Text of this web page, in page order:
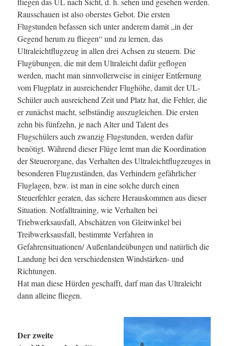
Rausschauen ist also oberstes Gebot. Die ersten
Flugstunden befassen sich unter anderem damit „in der
Gegend herum zu fliegen“ und zu lernen, das
Ultraleichtflugzeug in allen drei Achsen zu steuern. Die
Flugübungen, die mit dem Ultraleicht dafür geflogen
werden, macht man sinnvollerweise in einiger Entfernung
vom Flugplatz in ausreichender Flughöhe, damit der UL-
Schüler auch ausreichend Zeit und Platz hat, die Fehler, die
er zunächst macht, selbständig auszugleichen. Die ersten
zehn bis fünfzehn, je nach Alter und Talent des
Flugschülers auch zwanzig Flugstunden, werden dafür
benötigt. Während dieser Flüge lernt man die Koordination
der Steuerorgane, das Verhalten des Ultraleichtflugzeuges in
besonderen Flugzuständen, das Verhindern gefährlicher
Fluglagen, bzw. ist man in eine solche durch einen
Steuerfehler geraten, das sichere Herauskommen aus dieser
Situation. Notfalltraining, wie Verhalten bei
Triebwerksausfall, Abschätzen von Gleitwinkel bei
Treibwerksausfall, bestimmte Verfahren in
Gefahrensituationen/ Außenlandeübungen und natürlich die
Landung bei den verschiedensten Windstärken- und
Richtungen.
Hat man diese Hürden geschafft, darf man das Ultraleicht
dann alleine fliegen.
Der zweite